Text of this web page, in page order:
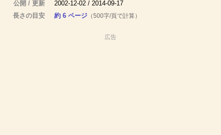
公開 / 更新
2002-12-02 / 2014-09-17
長さの目安
約 6 ページ （500字/頁で計算）
広告